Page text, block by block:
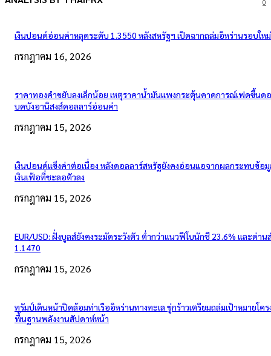
0
เงินปอนด์อ่อนค่าหลุดระดับ 1.3550 หลังสหรัฐฯ เปิดฉากถล่มอิหร่านรอบใหม่
กรกฎาคม 16, 2026
ราคาทองคำขยับลงเล็กน้อย เหตุราคาน้ำมันแพงกระตุ้นคาดการณ์เฟดขึ้นด
บดบังอานิสงส์ดอลลาร์อ่อนค่า
กรกฎาคม 15, 2026
เงินปอนด์แข็งค่าต่อเนื่อง หลังดอลลาร์สหรัฐยังคงอ่อนแอจากผลกระทบข้อ
เงินเฟ้อที่ชะลอตัวลง
กรกฎาคม 15, 2026
EUR/USD: ฝั่งบูลส์ยังคงระมัดระวังตัว ต่ำกว่าแนวฟีโบนักชี 23.6% และด่า
1.1470
กรกฎาคม 15, 2026
ทรัมป์เดินหน้าปิดล้อมท่าเรืออิหร่านทางทะเล ขู่กร้าวเตรียมถล่มเป้าหมายโคร
พื้นฐานพลังงานสัปดาห์หน้า
กรกฎาคม 15, 2026